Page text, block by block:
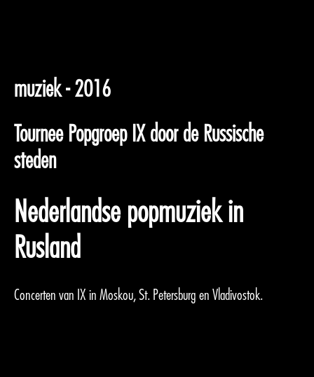
muziek - 2016
Tournee Popgroep IX door de Russische
steden
Nederlandse popmuziek in
Rusland
Concerten van IX in Moskou, St. Petersburg en Vladivostok.